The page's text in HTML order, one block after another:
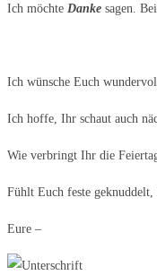
Ich möchte Danke sagen.
Ich wünsche Euch
Ich hoffe, Ihr schaut auch
Wie verbringt Ihr die
Fühlt Euch feste
Eure –